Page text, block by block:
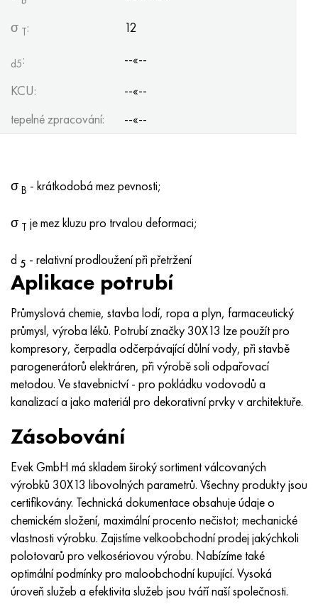
σ Т: 12
d5:
--«--
KCU:
--«--
tepelné zpracování:
--«--
σ B - krátkodobá mez pevnosti;
σ T je mez kluzu pro trvalou deformaci;
d 5 - relativní prodloužení při přetržení
Aplikace potrubí
Průmyslová chemie, stavba lodí, ropa a plyn, farmaceutický
průmysl, výroba léků. Potrubí značky 30X13 lze použít pro
kompresory, čerpadla odčerpávající důlní vody, při stavbě
parogenerátorů elektráren, při výrobě soli odpařovací
metodou. Ve stavebnictví - pro pokládku vodovodů a
kanalizací a jako materiál pro dekorativní prvky v architektuře.
Zásobování
Evek GmbH má skladem široký sortiment válcovaných
výrobků 30X13 libovolných parametrů. Všechny produkty jsou
certifikovány. Technická dokumentace obsahuje údaje o
chemickém složení, maximální procento nečistot; mechanické
vlastnosti výrobku. Zajistíme velkoobchodní prodej jakýchkoli
polotovarů pro velkosériovou výrobu. Nabízíme také
optimální podmínky pro maloobchodní kupující. Vysoká
úroveň služeb a efektivita služeb jsou tváří naší společnosti.